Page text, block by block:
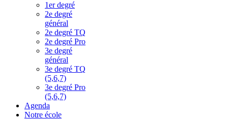
1er degré
2e degré
général
2e degré TQ
2e degré Pro
3e degré
général
3e degré TQ
(5,6,7)
3e degré Pro
(5,6,7)
Agenda
Notre école